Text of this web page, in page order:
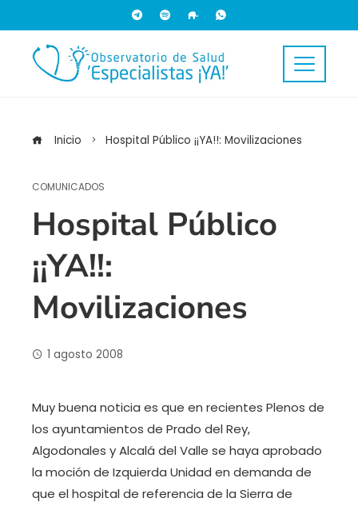
Inicio Hospital Público ¡¡YA!!: Movilizaciones
COMUNICADOS
Hospital Público
¡¡YA!!:
Movilizaciones
1 agosto 2008
Muy buena noticia es que en recientes Plenos de
los ayuntamientos de Prado del Rey,
Algodonales y Alcalá del Valle se haya aprobado
la moción de Izquierda Unidad en demanda de
que el hospital de referencia de la Sierra de